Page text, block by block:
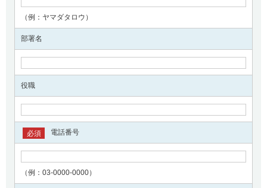
（例：ヤマダタロウ）
部署名
役職
電話番号
必須
（例：03-0000-0000）